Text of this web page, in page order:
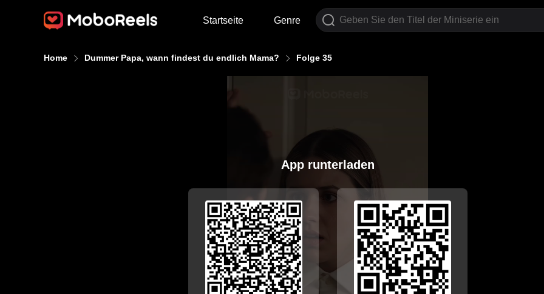
Startseite Genre
Home Dummer Papa, wann findest du endlich Mama? Folge 35
App runterladen